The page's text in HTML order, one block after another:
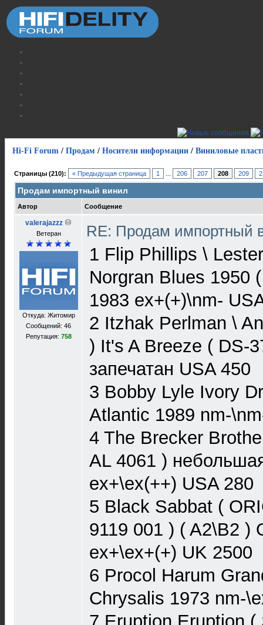
Hi-Fi Forum / Продам / Носители информации / Виниловые
Страницы (210): « Предыдущая страница 1 206 207 208 209
Продам импортный винил
Автор Сообщение
valerajazzz
Ветеран
Откуда: Житомир
Сообщений: 46
Репутация: 758
RE: Продам импортный
1 Flip Phillips \
Norgran Blues 1950
1983 ex+(+)\nm-
2 Itzhak Perlman \
) It's A Breeze ( DS-
запечатан USA 450
3 Bobby Lyle Ivory
Atlantic 1989 nm-
4 The Brecker
AL 4061 )
ex+\ex(++) USA 280
5 Black Sabbat (
9119 001 ) ( A2\B2 )
ex+\ex+(+) UK 2500
6 Procol Harum
Chrysalis 1973 nm-